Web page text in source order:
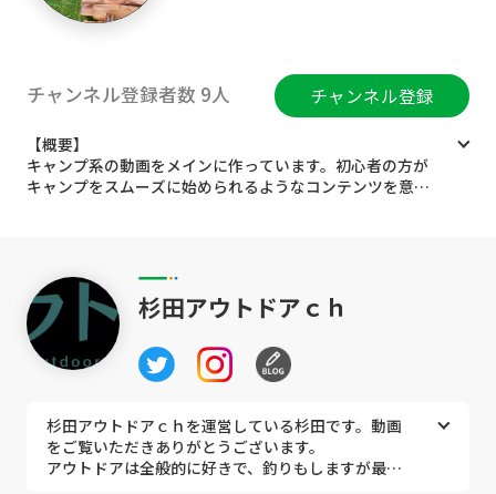
チャンネル登録者数 9人 チャンネル登録
【概要】
キャンプ系の動画をメインに作っています。初心者の方が
キャンプをスムーズに始められるようなコンテンツを意識
基本とします。人数は少なめでソロ〜3人くらいのことが
多いです。
【動画の種類】
・キャンプVlog・・・私がキャンプに行ってからの過ご
キャンプをする動画です。
・キャンプ道具紹介・・・私が良いと思ったおすすめ商品
を紹介する動画です。私がたくさん喋ります。
・キャンプ初心者向け講座・・・キャンプをこれから始め
杉田アウトドアｃｈ
杉田アウトドアｃｈを運営している杉田です。動画
をご覧いただきありがとうございます。
アウトドアは全般的に好きで、釣りもしますが最近